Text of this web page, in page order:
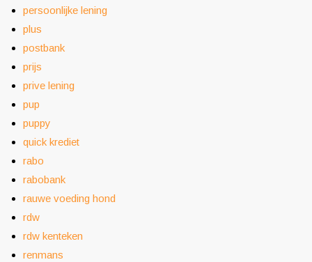
persoonlijke lening
plus
postbank
prijs
prive lening
pup
puppy
quick krediet
rabo
rabobank
rauwe voeding hond
rdw
rdw kenteken
renmans